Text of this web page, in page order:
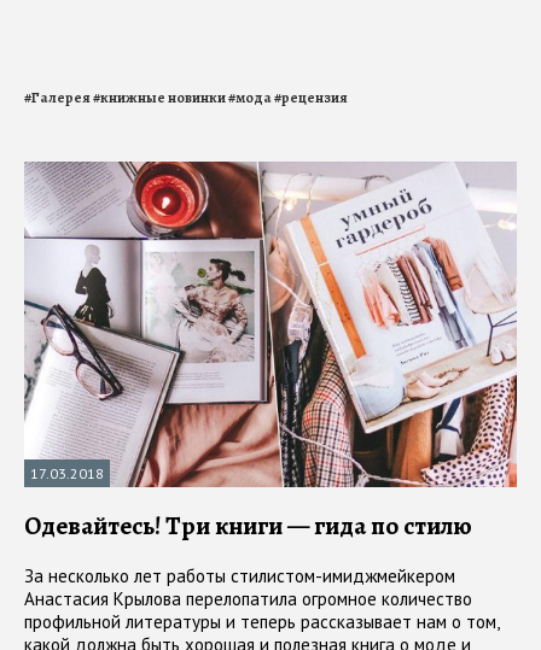
#Галерея#книжные новинки#мода#рецензия
17.03.2018
Одевайтесь! Три книги — гида по стилю
За несколько лет работы стилистом-имиджмейкером
Анастасия Крылова перелопатила огромное количество
профильной литературы и теперь рассказывает нам о том,
какой должна быть хорошая и полезная книга о моде и